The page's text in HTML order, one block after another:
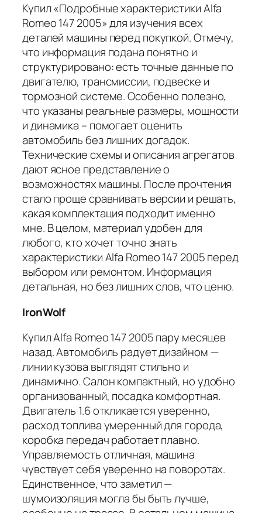
Купил «Подробные характеристики Alfa
Romeo 147 2005» для изучения всех
деталей машины перед покупкой. Отмечу,
что информация подана понятно и
структурировано: есть точные данные по
двигателю, трансмиссии, подвеске и
тормозной системе. Особенно полезно,
что указаны реальные размеры, мощности
и динамика – помогает оценить
автомобиль без лишних догадок.
Технические схемы и описания агрегатов
дают ясное представление о
возможностях машины. После прочтения
стало проще сравнивать версии и решать,
какая комплектация подходит именно
мне. В целом, материал удобен для
любого, кто хочет точно знать
характеристики Alfa Romeo 147 2005 перед
выбором или ремонтом. Информация
детальная, но без лишних слов, что ценю.
IronWolf
Купил Alfa Romeo 147 2005 пару месяцев
назад. Автомобиль радует дизайном —
линии кузова выглядят стильно и
динамично. Салон компактный, но удобно
организованный, посадка комфортная.
Двигатель 1.6 откликается уверенно,
расход топлива умеренный для города,
коробка передач работает плавно.
Управляемость отличная, машина
чувствует себя уверенно на поворотах.
Единственное, что заметил —
шумоизоляция могла бы быть лучше,